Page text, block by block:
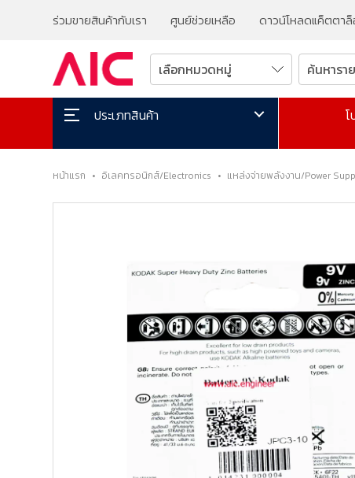
ร่วมขายสินค้ากับเรา ศูนย์ช่วยเหลือ ดาวน์โหลดแค็ตตา
ประเภทสินค้า โ
หน้าแรก • อิเลคทรอนิกส์/Electronics • แหล่งจ่ายพลังงาน/Power